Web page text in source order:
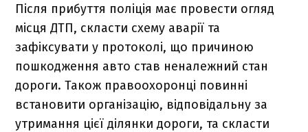
Після прибуття поліція має провести огляд
місця ДТП, скласти схему аварії та
зафіксувати у протоколі, що причиною
пошкодження авто став неналежний стан
дороги. Також правоохоронці повинні
встановити організацію, відповідальну за
утримання цієї ділянки дороги, та скласти